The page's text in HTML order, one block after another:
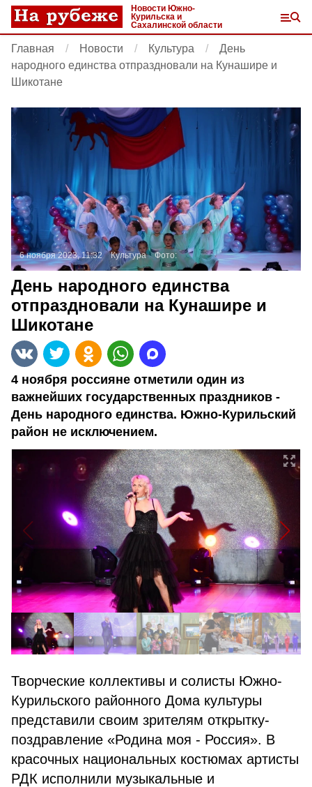
Новости Южно-
Курильска и
Сахалинской области
Главная Новости Культура
День
народного единства отпраздновали на Кунашире и
Шикотане
6 ноября 2023, 11:32 Культура Фото:
День народного единства
отпраздновали на Кунашире и
Шикотане
4 ноября россияне отметили один из
важнейших государственных праздников -
День народного единства. Южно-Курильский
район не исключением.
Творческие коллективы и солисты Южно-
Курильского районного Дома культуры
представили своим зрителям открытку-
поздравление «Родина моя - Россия». В
красочных национальных костюмах артисты
РДК исполнили музыкальные и